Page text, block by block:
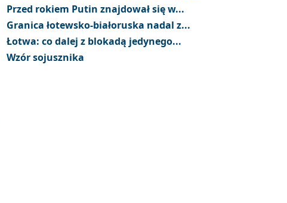
Przed rokiem Putin znajdował się w...
Granica łotewsko-białoruska nadal z...
Łotwa: co dalej z blokadą jedynego...
Wzór sojusznika